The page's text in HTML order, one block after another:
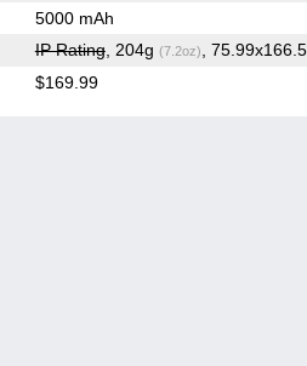
5000 mAh
IP Rating, 204g (7.2oz) ,
$169.99